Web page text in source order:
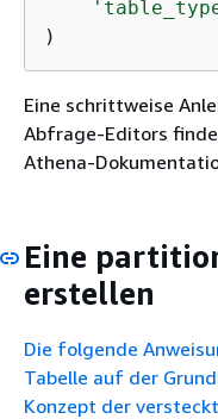
)
Eine schrittweise
Abfrage-Editors
Athena-
Eine
erstellen
Die folgende
Tabelle auf der
Konzept der